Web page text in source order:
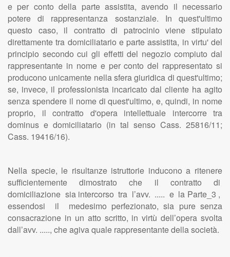
e per conto della parte assistita, avendo il necessario
potere di rappresentanza sostanziale. In quest'ultimo
questo caso, il contratto di patrocinio viene stipulato
direttamente tra domiciliatario e parte assistita, in virtu' del
principio secondo cui gli effetti del negozio compiuto dal
rappresentante in nome e per conto del rappresentato si
producono unicamente nella sfera giuridica di quest'ultimo;
se, invece, il professionista incaricato dal cliente ha agito
senza spendere il nome di quest'ultimo, e, quindi, in nome
proprio, il contratto d'opera intellettuale intercorre tra
dominus e domiciliatario (in tal senso Cass. 25816/11;
Cass. 19416/16).
Nella specie, le risultanze istruttorie inducono a ritenere
sufficientemente dimostrato che il contratto di
domiciliazione sia intercorso tra l’avv. ..... e la Parte_3 ,
essendosi il medesimo perfezionato, sia pure senza
consacrazione in un atto scritto, in virtù dell’opera svolta
dall’avv. ....., che agiva quale rappresentante della società.